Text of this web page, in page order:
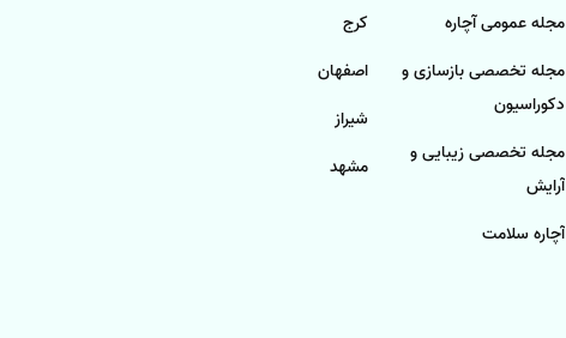
مجله عمومی آچاره
مجله تخصصی بازسازی و
دکوراسیون
مجله تخصصی زیبایی و
آرایش
آچاره سلامت
کرج
اصفهان
شیراز
مشهد